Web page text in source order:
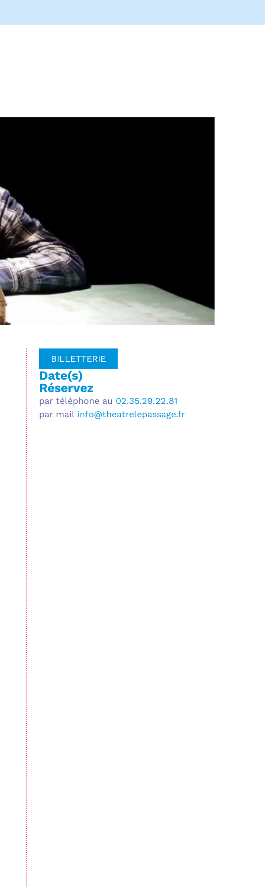
BILLETTERIE
Date(s)
Réservez
par téléphone au 02.35.29.22.81
par mail info@theatrelepassage.fr